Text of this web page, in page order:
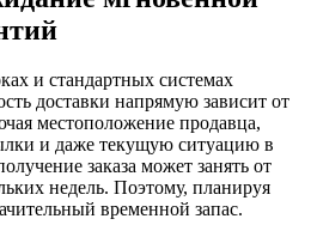
и стандартных системах
доставки напрямую зависит от
местоположение продавца,
и даже текущую ситуацию в
заказа может занять от
недель. Поэтому, планируя
временной запас.